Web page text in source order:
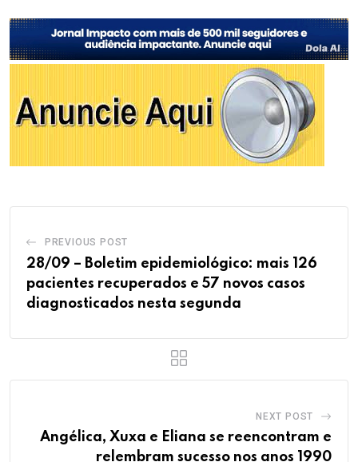
PREVIOUS POST
28/09 – Boletim epidemiológico: mais 126
pacientes recuperados e 57 novos casos
diagnosticados nesta segunda
NEXT POST
Angélica, Xuxa e Eliana se reencontram e
relembram sucesso nos anos 1990